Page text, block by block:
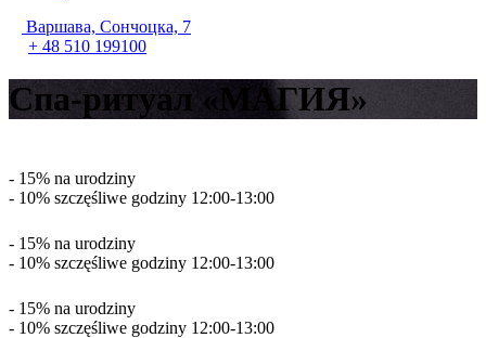
Варшава, Сончоцка, 7
+ 48 510 199100
Спа-ритуал «МАГИЯ»
- 15% na urodziny
- 10% szczęśliwe godziny 12:00-13:00
- 15% na urodziny
- 10% szczęśliwe godziny 12:00-13:00
- 15% na urodziny
- 10% szczęśliwe godziny 12:00-13:00